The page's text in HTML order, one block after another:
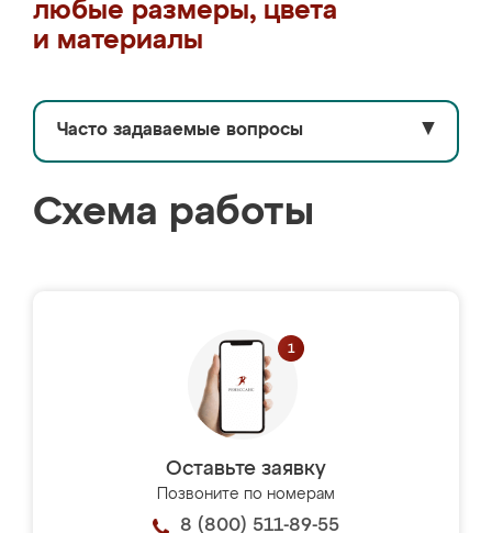
любые размеры, цвета
и материалы
Часто задаваемые вопросы ▼
Схема работы
Оставьте заявку
Позвоните по номерам
8 (800) 511-89-55